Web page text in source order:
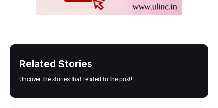
Related Stories
Uncover the stories that related to the post!